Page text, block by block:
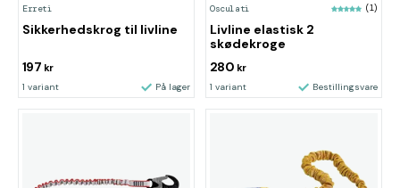
Erreti
Sikkerhedskrog til livline
197 kr
1 variant På lager
Osculati (1)
Livline elastisk 2
skødekroge
280 kr
1 variant Bestillingsvare